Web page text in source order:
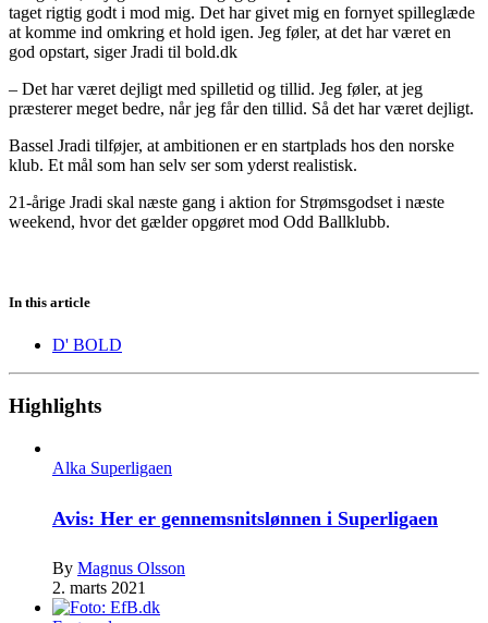
taget rigtig godt i mod mig. Det har givet mig en fornyet spilleglæde
at komme ind omkring et hold igen. Jeg føler, at det har været en
god opstart, siger Jradi til bold.dk
– Det har været dejligt med spilletid og tillid. Jeg føler, at jeg
præsterer meget bedre, når jeg får den tillid. Så det har været dejligt.
Bassel Jradi tilføjer, at ambitionen er en startplads hos den norske
klub. Et mål som han selv ser som yderst realistisk.
21-årige Jradi skal næste gang i aktion for Strømsgodset i næste
weekend, hvor det gælder opgøret mod Odd Ballklubb.
In this article
D' BOLD
Highlights
Alka Superligaen
Avis: Her er gennemsnitslønnen i Superligaen
By Magnus Olsson
2. marts 2021